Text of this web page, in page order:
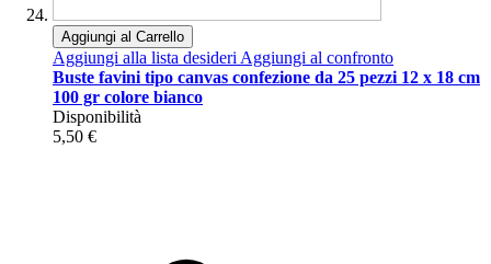
Aggiungi al Carrello
Aggiungi alla lista desideriAggiungi al confronto
Buste favini tipo canvas confezione da 25 pezzi 12 x 18 cm
100 gr colore bianco
Disponibilità
5,50 €